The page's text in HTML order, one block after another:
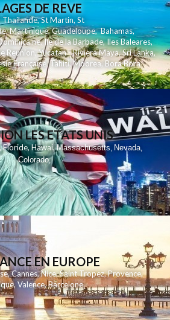
DE REVE
Thailande,St Martin,St
,Martinique,Guadeloupe,Bahamas,
,Ile de la Barbade,Iles Baleares,
Reunion,Yucatan - Riviera Maya,Sri Lanka,
Française,Tahiti,Moorea, Bora Bora
LES ETATS UNIS
Floride,Hawai,Massachusetts, Nevada,
Colorado,
EN EUROPE
,Cannes,Nice,Saint Tropez,Provence,
,Valence,Barcelone,